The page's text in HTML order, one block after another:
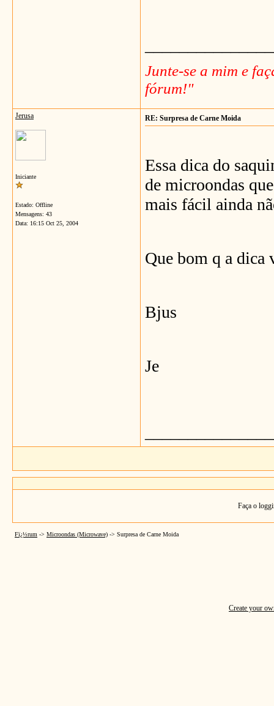
Junte-se a mim e
fórum!"
Jerusa
Iniciante
Estado: Offline
Mensagens: 43
Data: 16:15 Oct 25, 2004
RE: Surpresa de Carne Moida
Essa dica do
de microondas
mais fácil ainda
Que bom q a dica
Bjus
Je
Faça o
Fï¿½rum -> Microondas (Microwave) -> Surpresa de Carne Moida
Create your